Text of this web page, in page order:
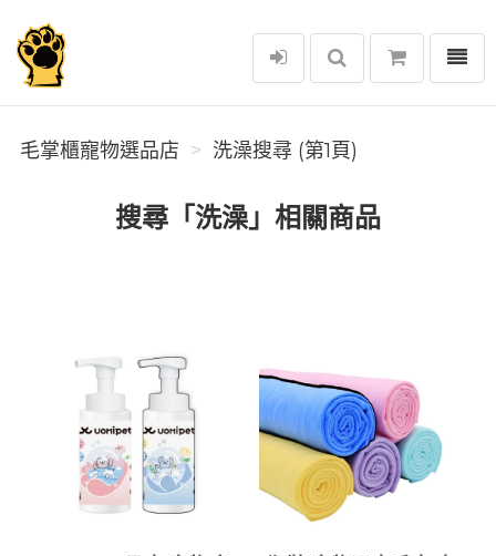
毛掌櫃寵物選品店
選單
毛掌櫃寵物選品店 洗澡搜尋 (第1頁)
搜尋「洗澡」相關商品